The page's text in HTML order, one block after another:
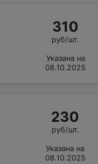
310
руб/шт.
Указана на
08.10.2025
230
руб/шт.
Указана на
08.10.2025